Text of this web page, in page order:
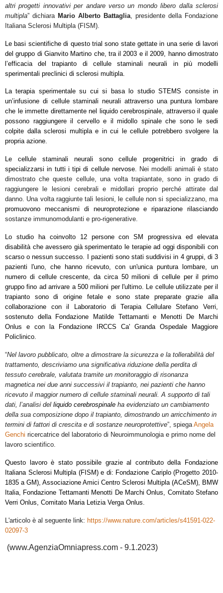
altri progetti innovativi per andare verso un mondo libero dalla sclerosi
multipla” dichiara Mario Alberto Battaglia , presidente della Fondazione
Italiana Sclerosi Multipla (FISM).
Le basi scientifiche di questo trial sono state gettate in una serie di lavori
del gruppo di Gianvito Martino che, tra il 2003 e il 2009, hanno dimostrato
l’efficacia del trapianto di cellule staminali neurali in più modelli
sperimentali preclinici di sclerosi multipla.
La terapia sperimentale su cui si basa lo studio STEMS consiste in
un’infusione di cellule staminali neurali attraverso una puntura lombare
che le immette direttamente nel liquido cerebrospinale, attraverso il quale
possono raggiungere il cervello e il midollo spinale che sono le sedi
colpite dalla sclerosi multipla e in cui le cellule potrebbero svolgere la
propria azione.
Le cellule staminali neurali sono cellule progenitrici in grado di
specializzarsi in tutti i tipi di cellule nervose. Nei modelli animali è stato
dimostrato che queste cellule, una volta trapiantate, sono in grado di
raggiungere le lesioni cerebrali e midollari proprio perché attirate dal
danno. Una volta raggiunte tali lesioni, le cellule non si specializzano, ma
promuovono meccanismi di neuroprotezione e riparazione rilasciando
sostanze immunomodulanti e pro-rigenerative.
Lo studio ha coinvolto 12 persone con SM progressiva ed elevata
disabilità che avessero già sperimentato le terapie ad oggi disponibili con
scarso o nessun successo. I pazienti sono stati suddivisi in 4 gruppi, di 3
pazienti l'uno, che hanno ricevuto, con un'unica puntura lombare, un
numero di cellule crescente, da circa 50 milioni di cellule per il primo
gruppo fino ad arrivare a 500 milioni per l'ultimo. Le cellule utilizzate per il
trapianto sono di origine fetale e sono state preparate grazie alla
collaborazione con il Laboratorio di Terapia Cellulare Stefano Verri,
sostenuto della Fondazione Matilde Tettamanti e Menotti De Marchi
Onlus e con la Fondazione IRCCS Ca' Granda Ospedale Maggiore
Policlinico.
“Nel lavoro pubblicato, oltre a dimostrare la sicurezza e la tollerabilità del
trattamento, descriviamo una significativa riduzione della perdita di
tessuto cerebrale, valutata tramite un monitoraggio di risonanza
magnetica nei due anni successivi il trapianto, nei pazienti che hanno
ricevuto il maggior numero di cellule staminali neurali. A supporto di tali
dati, l’analisi del liquido cerebrospinale ha evidenziato un cambiamento
della sua composizione dopo il trapianto, dimostrando un arricchimento in
termini di fattori di crescita e di sostanze neuroprotettive”, spiega Angela
Genchi ricercatrice del laboratorio di Neuroimmunologia e primo nome del
lavoro scientifico.
Questo lavoro è stato possibile grazie al contributo della Fondazione
Italiana Sclerosi Multipla (FISM) e di: Fondazione Cariplo (Progetto 2010-
1835 a GM), Associazione Amici Centro Sclerosi Multipla (ACeSM), BMW
Italia, Fondazione Tettamanti Menotti De Marchi Onlus, Comitato Stefano
Verri Onlus, Comitato Maria Letizia Verga Onlus.
L'articolo è al seguente link: https://www.nature.com/articles/s41591-022-
02097-3
(www.AgenziaOmniapress.com - 9.1.2023)